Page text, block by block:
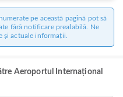
pe această pagină pot să
fără notificare prealabilă. Ne
și actuale informații.
Aeroportul Internațional